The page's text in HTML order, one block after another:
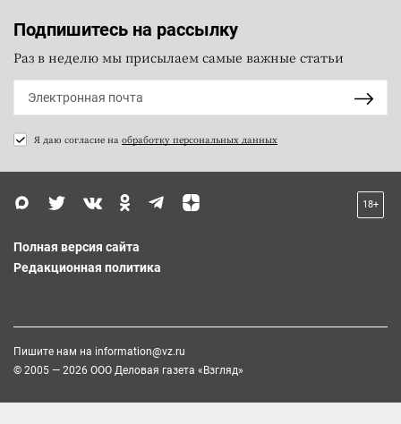
Подпишитесь на рассылку
Раз в неделю мы присылаем самые важные статьи
Я даю согласие на обработку персональных данных
18+
Полная версия сайта
Редакционная политика
Пишите нам на information@vz.ru
© 2005 — 2026 ООО Деловая газета «Взгляд»